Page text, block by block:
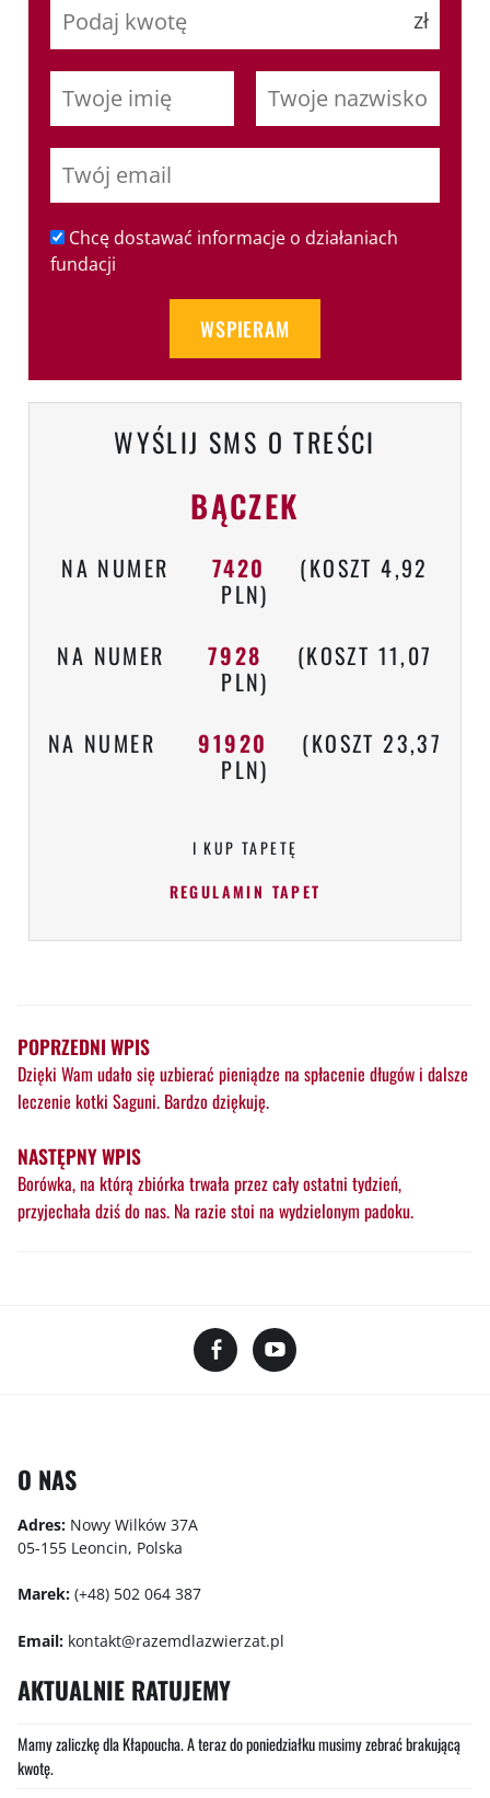
Chcę dostawać informacje o działaniach
fundacji
WSPIERAM
WYŚLIJ SMS O TREŚCI
BĄCZEK
NA NUMER 7420
(KOSZT 4,92
PLN)
NA NUMER
7928
(KOSZT 11,07
PLN)
NA NUMER
91920
(KOSZT 23,37
PLN)
I KUP TAPETĘ
REGULAMIN TAPET
POPRZEDNI WPIS
Dzięki Wam udało się uzbierać pieniądze na spłacenie długów i dalsze
leczenie kotki Saguni. Bardzo dziękuję.
NASTĘPNY WPIS
Borówka, na którą zbiórka trwała przez cały ostatni tydzień,
przyjechała dziś do nas. Na razie stoi na wydzielonym padoku.
O NAS
Adres: Nowy Wilków 37A
05-155 Leoncin, Polska
Marek: (+48) 502 064 387
Email: kontakt@razemdlazwierzat.pl
AKTUALNIE RATUJEMY
Mamy zaliczkę dla Kłapoucha. A teraz do poniedziałku musimy zebrać brakującą
kwotę.